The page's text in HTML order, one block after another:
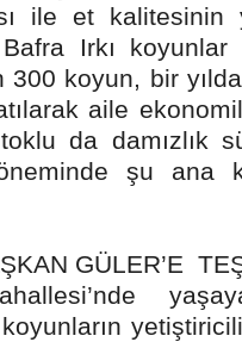
ile et kalitesinin
Irkı koyunlar
300 koyun, bir
aile
da damızlık
şu ana
GÜLER’E
koyunların